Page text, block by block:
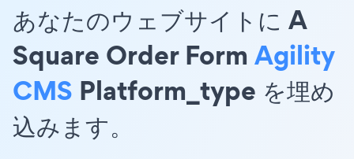
あなたのウェブサイトに A
Square Order Form Agility
CMS Platform_type を埋め
込みます。